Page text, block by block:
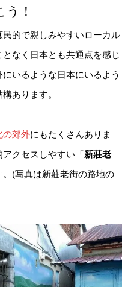
！
的で親しみやすいローカル
なく日本とも共通点を感じ
いるような日本にいるよう
あります。
の郊外にもたくさんありま
クセスしやすい「新莊老
。(写真は新莊老街の路地の